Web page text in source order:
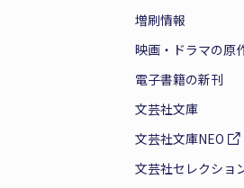
増刷情報
映画・ドラマの原
電子書籍の新刊
文芸社文庫
文芸社文庫NEO
文芸社セレクショ